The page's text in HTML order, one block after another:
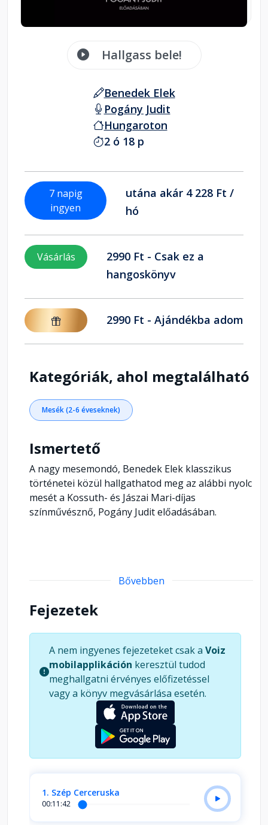
Hallgass bele!
Benedek Elek
Pogány Judit
Hungaroton
2 ó 18 p
7 napig
ingyen
utána akár 4 228 Ft /
hó
Vásárlás
2990 Ft - Csak ez a
hangoskönyv
2990 Ft - Ajándékba adom
Kategóriák, ahol megtalálható
Mesék (2-6 éveseknek)
Ismertető
A nagy mesemondó, Benedek Elek klasszikus
történetei közül hallgathatod meg az alábbi nyolc
mesét a Kossuth- és Jászai Mari-díjas
színművésznő, Pogány Judit előadásában.
Bővebben
Fejezetek
A nem ingyenes fejezeteket csak a Voiz
mobilapplikáción keresztül tudod
meghallgatni érvényes előfizetéssel
vagy a könyv megvásárlása esetén.
1. Szép Cerceruska
00:11:42